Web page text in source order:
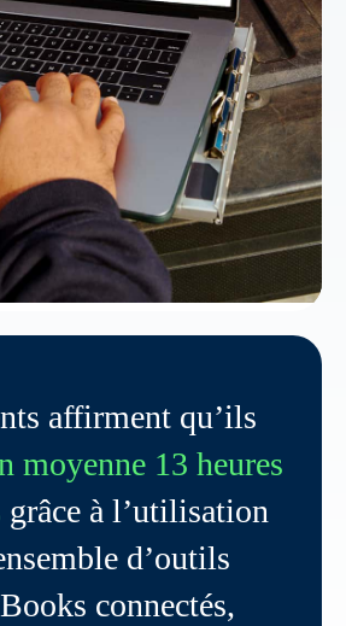
affirment qu’ils
moyenne 13 heures
grâce à l’utilisation
d’outils
connectés,